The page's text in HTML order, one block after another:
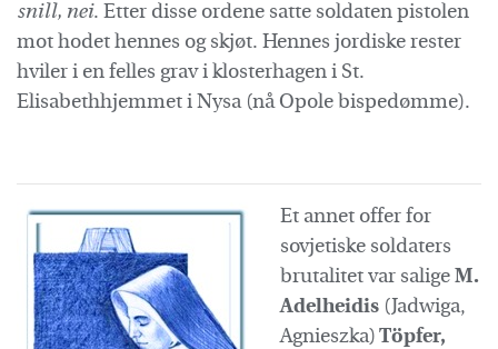
snill, nei. Etter disse ordene satte soldaten pistolen
mot hodet hennes og skjøt. Hennes jordiske rester
hviler i en felles grav i klosterhagen i St.
Elisabethhjemmet i Nysa (nå Opole bispedømme).
Et annet offer for
sovjetiske soldaters
brutalitet var salige M.
Adelheidis (Jadwiga,
Agnieszka) Töpfer,